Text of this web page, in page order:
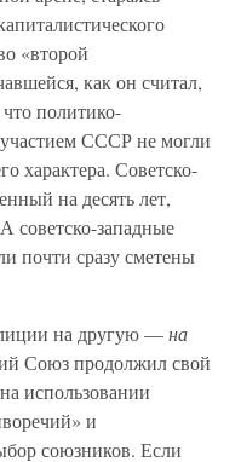
«второй
как он считал,
политико-
СССР не могли
характера. Советско-
на десять лет,
советско-западные
почти сразу сметены
на другую —на
Союз продолжил свой
использовании
и
союзников. Если